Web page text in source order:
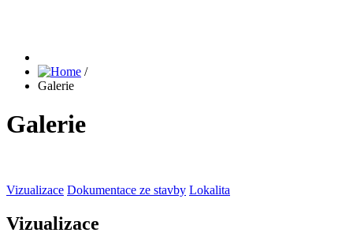
/
Galerie
Galerie
Vizualizace Dokumentace ze stavby Lokalita
Vizualizace